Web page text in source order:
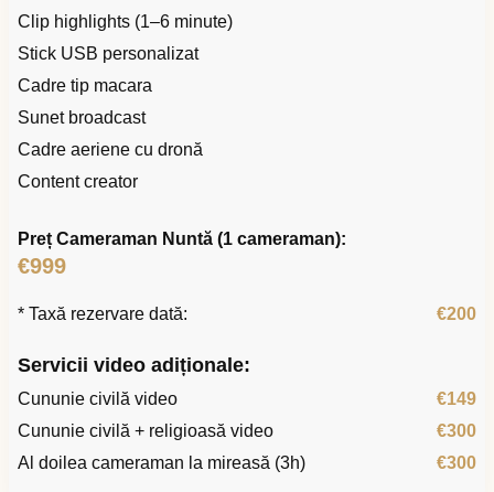
Clip highlights (1–6 minute)
Stick USB personalizat
Cadre tip macara
Sunet broadcast
Cadre aeriene cu dronă
Content creator
Preț Cameraman Nuntă (1 cameraman):
€999
* Taxă rezervare dată: €200
Servicii video adiționale:
Cununie civilă video
€149
Cununie civilă + religioasă video
€300
Al doilea cameraman la mireasă (3h)
€300